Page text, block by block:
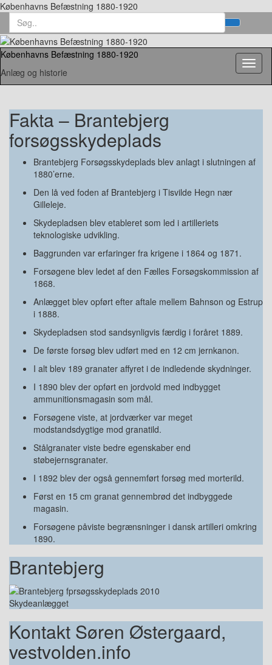
Københavns Befæstning 1880-1920
form
Search
for:
Københavns Befæstning 1880-1920
Anlæg og historie
Fakta – Brantebjerg
forsøgsskydeplads
Brantebjerg Forsøgsskydeplads blev anlagt i slutningen af
1880’erne.
Den lå ved foden af Brantebjerg i Tisvilde Hegn nær
Gilleleje.
Skydepladsen blev etableret som led i artilleriets
teknologiske udvikling.
Baggrunden var erfaringer fra krigene i 1864 og 1871.
Forsøgene blev ledet af den Fælles Forsøgskommission af
1868.
Anlægget blev opført efter aftale mellem Bahnson og Estrup
i 1888.
Skydepladsen stod sandsynligvis færdig i foråret 1889.
De første forsøg blev udført med en 12 cm jernkanon.
I alt blev 189 granater affyret i de indledende skydninger.
I 1890 blev der opført en jordvold med indbygget
ammunitionsmagasin som mål.
Forsøgene viste, at jordværker var meget
modstandsdygtige mod granatild.
Stålgranater viste bedre egenskaber end
støbejernsgranater.
I 1892 blev der også gennemført forsøg med morterild.
Først en 15 cm granat gennembrød det indbyggede
magasin.
Forsøgene påviste begrænsninger i dansk artilleri omkring
1890.
Brantebjerg
Skydeanlægget
Kontakt Søren Østergaard,
vestvolden.info